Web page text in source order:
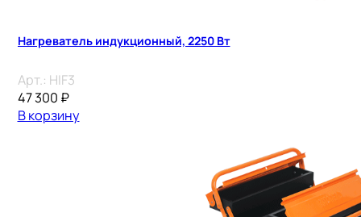
Нагреватель индукционный, 2250 Вт
Арт.: HIF3
47 300 ₽
В корзину